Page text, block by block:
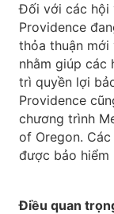
Đối với các hội
Providence
thỏa thuận
nhằm giúp các
trì quyền lợi
Providence
chương trình
of Oregon.
được bảo hiểm
Điều quan